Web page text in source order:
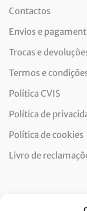
Contactos
Envios e
Trocas e
Termos e
Política CVIS
Política de
Política de cookies
Livro de